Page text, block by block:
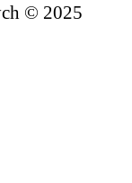
© 2025